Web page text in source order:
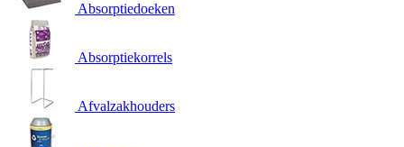
Absorptiedoeken
Absorptiekorrels
Afvalzakhouders